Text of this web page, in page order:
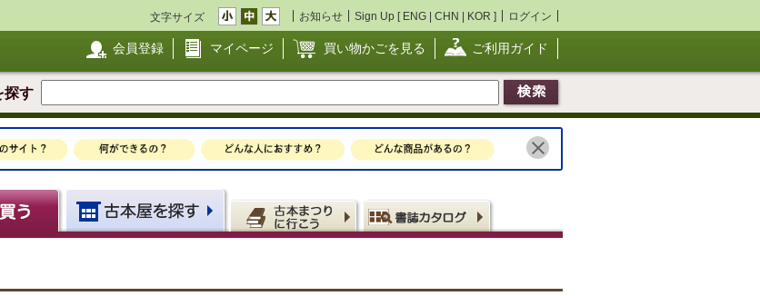
文字サイズ お知らせ Sign Up [ ENG | CHN | KOR ] ログイン
会員登録 マイページ 買い物かごを見る ご利用ガイド
探す